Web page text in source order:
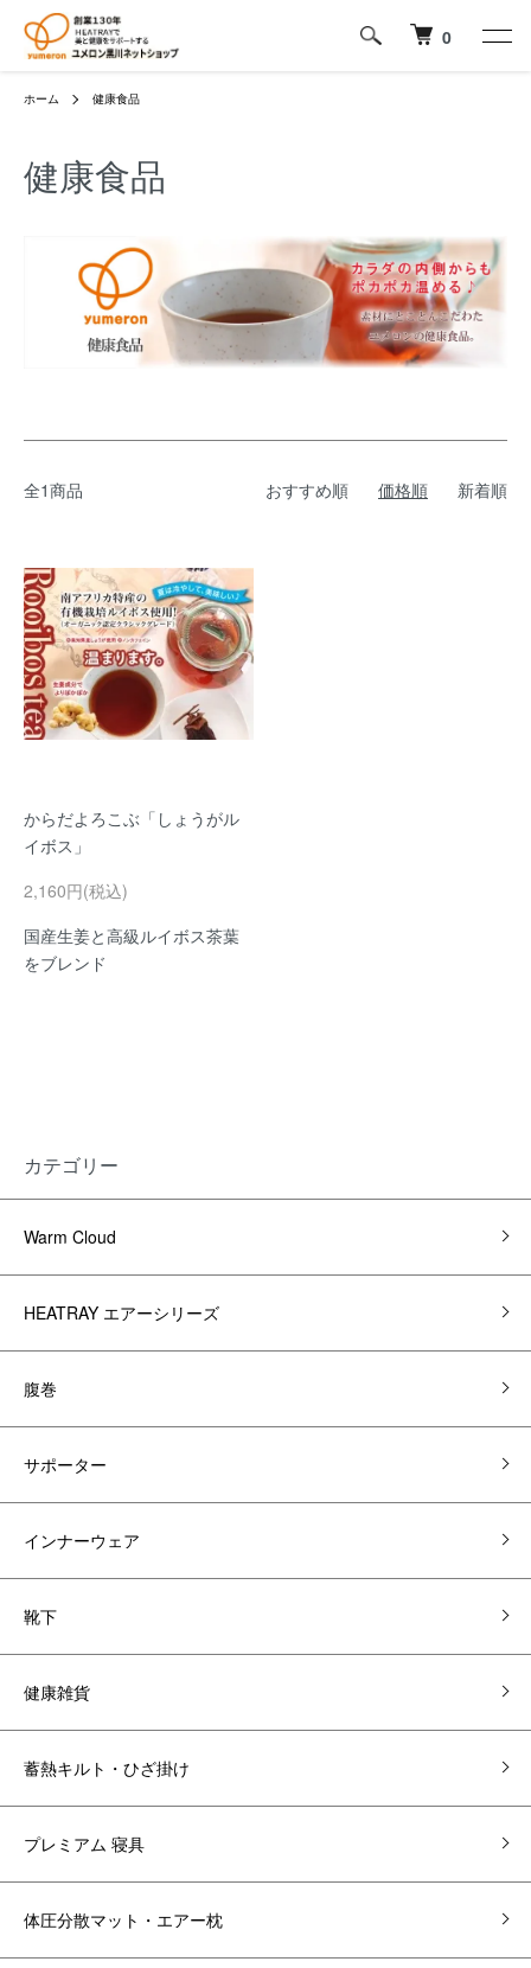
0
ホーム 健康食品
健康食品
全1商品 おすすめ順 価格順 新着順
からだよろこぶ「しょうがル
イボス」
2,160円(税込)
国産生姜と高級ルイボス茶葉
をブレンド
カテゴリー
Warm Cloud
HEATRAY エアーシリーズ
腹巻
サポーター
インナーウェア
靴下
健康雑貨
蓄熱キルト・ひざ掛け
プレミアム 寝具
体圧分散マット・エアー枕